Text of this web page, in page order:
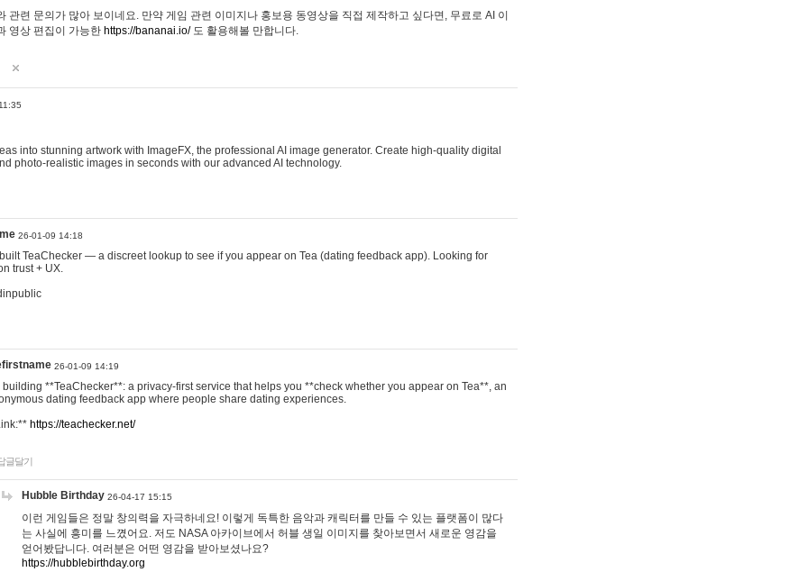
관련 문의가 많아 보이네요. 만약 게임 관련 이미지나 홍보용 동영상을 직접 제작하고 싶다면, 무료로 AI 이
영상 편집이 가능한 https://bananai.io/도 활용해볼 만합니다.
into stunning artwork with ImageFX, the professional AI image generator. Create high-quality digital
photo-realistic images in seconds with our advanced AI technology.
26-01-09 14:18
TeaChecker — a discreet lookup to see if you appear on Tea (dating feedback app). Looking for
trust + UX.
26-01-09 14:19
building **TeaChecker**: a privacy-first service that helps you **check whether you appear on Tea**, an
dating feedback app where people share dating experiences.
https://teachecker.net/
글달기
Hubble Birthday 26-04-17 15:15
이런 게임들은 정말 창의력을 자극하네요! 이렇게 독특한 음악과 캐릭터를 만들 수 있는 플랫폼이 많다
는 사실에 흥미를 느꼈어요. 저도 NASA 아카이브에서 허블 생일 이미지를 찾아보면서 새로운 영감을
얻어봤답니다. 여러분은 어떤 영감을 받아보셨나요?
https://hubblebirthday.org